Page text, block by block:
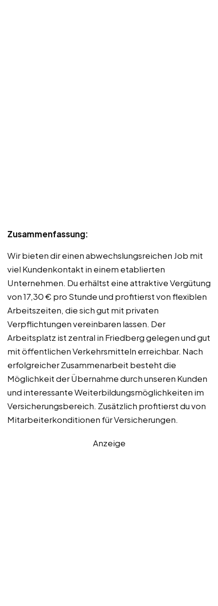
Zusammenfassung:
Wir bieten dir einen abwechslungsreichen Job mit
viel Kundenkontakt in einem etablierten
Unternehmen. Du erhältst eine attraktive Vergütung
von 17,30 € pro Stunde und profitierst von flexiblen
Arbeitszeiten, die sich gut mit privaten
Verpflichtungen vereinbaren lassen. Der
Arbeitsplatz ist zentral in Friedberg gelegen und gut
mit öffentlichen Verkehrsmitteln erreichbar. Nach
erfolgreicher Zusammenarbeit besteht die
Möglichkeit der Übernahme durch unseren Kunden
und interessante Weiterbildungsmöglichkeiten im
Versicherungsbereich. Zusätzlich profitierst du von
Mitarbeiterkonditionen für Versicherungen.
Anzeige